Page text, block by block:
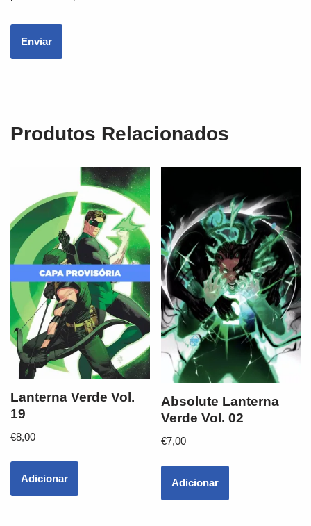
Produtos Relacionados
Lanterna Verde Vol.
19
€8,00
Adicionar
Absolute Lanterna
Verde Vol. 02
€7,00
Adicionar